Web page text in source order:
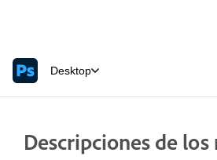
Desktop
Descripciones de